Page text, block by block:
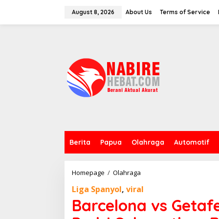
August 8, 2026 About Us Terms of Service
Berita Papua Olahraga Automotif
Homepage / Olahraga
Getafe
Gol
Liga Spanyol, viral
Barcelona vs